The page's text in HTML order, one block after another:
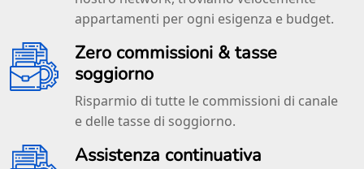
appartamenti per ogni esigenza e budget.
Zero commissioni & tasse
soggiorno
Risparmio di tutte le commissioni di canale
e delle tasse di soggiorno.
Assistenza continuativa